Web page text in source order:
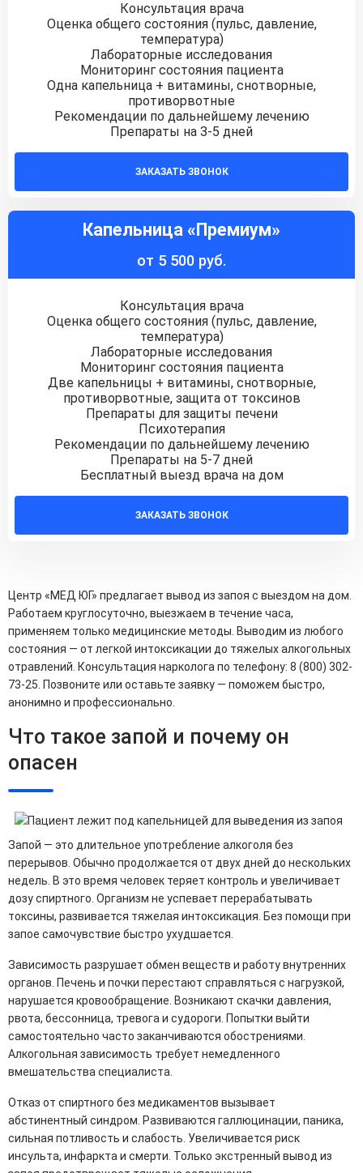
Консультация врача
Оценка общего состояния (пульс, давление,
температура)
Лабораторные исследования
Мониторинг состояния пациента
Одна капельница + витамины, снотворные,
противорвотные
Рекомендации по дальнейшему лечению
Препараты на 3-5 дней
ЗАКАЗАТЬ ЗВОНОК
Капельница «Премиум»
от 5 500 руб.
Консультация врача
Оценка общего состояния (пульс, давление,
температура)
Лабораторные исследования
Мониторинг состояния пациента
Две капельницы + витамины, снотворные,
противорвотные, защита от токсинов
Препараты для защиты печени
Психотерапия
Рекомендации по дальнейшему лечению
Препараты на 5-7 дней
Бесплатный выезд врача на дом
ЗАКАЗАТЬ ЗВОНОК
Центр «МЕД ЮГ» предлагает вывод из запоя с выездом на дом.
Работаем круглосуточно, выезжаем в течение часа,
применяем только медицинские методы. Выводим из любого
состояния — от легкой интоксикации до тяжелых алкогольных
отравлений. Консультация нарколога по телефону: 8 (800) 302-
73-25. Позвоните или оставьте заявку — поможем быстро,
анонимно и профессионально.
Что такое запой и почему он
опасен
Запой — это длительное употребление алкоголя без
перерывов. Обычно продолжается от двух дней до нескольких
недель. В это время человек теряет контроль и увеличивает
дозу спиртного. Организм не успевает перерабатывать
токсины, развивается тяжелая интоксикация. Без помощи при
запое самочувствие быстро ухудшается.
Зависимость разрушает обмен веществ и работу внутренних
органов. Печень и почки перестают справляться с нагрузкой,
нарушается кровообращение. Возникают скачки давления,
рвота, бессонница, тревога и судороги. Попытки выйти
самостоятельно часто заканчиваются обострениями.
Алкогольная зависимость требует немедленного
вмешательства специалиста.
Отказ от спиртного без медикаментов вызывает
абстинентный синдром. Развиваются галлюцинации, паника,
сильная потливость и слабость. Увеличивается риск
инсульта, инфаркта и смерти. Только экстренный вывод из